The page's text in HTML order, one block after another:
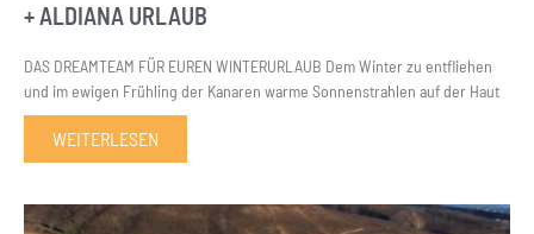
+ ALDIANA URLAUB
DAS DREAMTEAM FÜR EUREN WINTERURLAUB Dem Winter zu entfliehen
und im ewigen Frühling der Kanaren warme Sonnenstrahlen auf der Haut
WEITERLESEN